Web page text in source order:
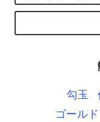
勾玉
ゴール